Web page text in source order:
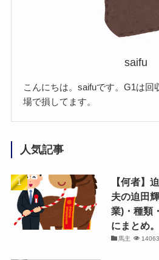
saifu
こんにちは。saifuです。G1は回
場で損してます。
人気記事
【何者】
夫の迫田
業)・種類
にまとめ。
馬主 14063